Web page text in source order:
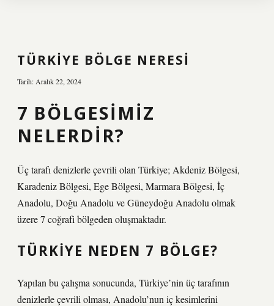
TÜRKIYE BÖLGE NERESI
Tarih: Aralık 22, 2024
7 BÖLGESIMIZ
NELERDIR?
Üç tarafı denizlerle çevrili olan Türkiye; Akdeniz Bölgesi,
Karadeniz Bölgesi, Ege Bölgesi, Marmara Bölgesi, İç
Anadolu, Doğu Anadolu ve Güneydoğu Anadolu olmak
üzere 7 coğrafi bölgeden oluşmaktadır.
TÜRKIYE NEDEN 7 BÖLGE?
Yapılan bu çalışma sonucunda, Türkiye’nin üç tarafının
denizlerle çevrili olması, Anadolu’nun iç kesimlerini